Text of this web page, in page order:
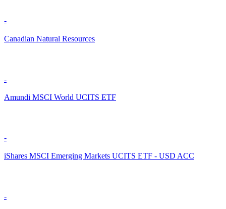
-
Canadian Natural Resources
-
Amundi MSCI World UCITS ETF
-
iShares MSCI Emerging Markets UCITS ETF - USD ACC
-